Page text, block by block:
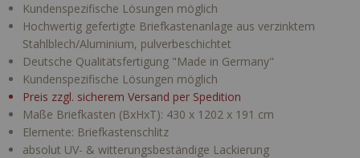
Kundenspezifische Lösungen möglich
Hochwertig gefertigte Briefkastenanlage aus verzinktem
Stahlblech/Aluminium, pulverbeschichtet
Deutsche Qualitätsfertigung "Made in Germany"
Kundenspezifische Lösungen möglich
Preis zzgl. sicherem Versand per Spedition
Maße Briefkasten (BxHxT): 430 x 1202 x 191 cm
Elemente: Briefkastenschlitz
absolut UV- & witterungsbeständige Lackierung